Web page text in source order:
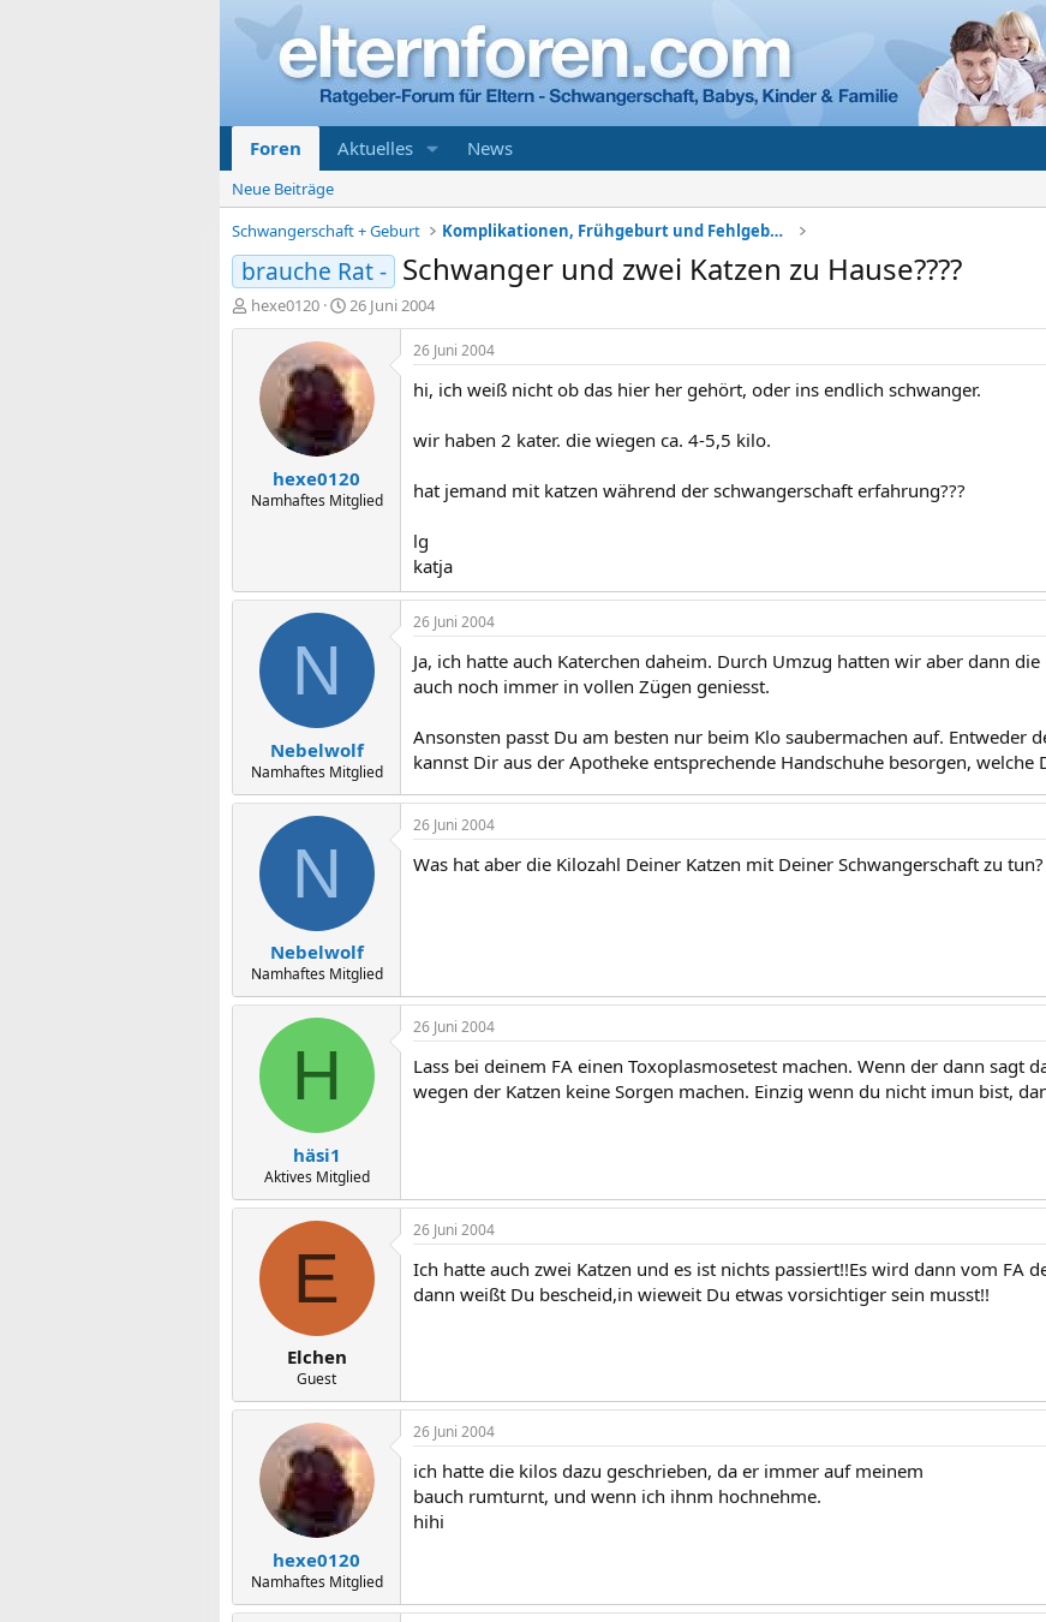
Foren Aktuelles News
Neue Beiträge
Schwangerschaft + Geburt
Komplikationen, Frühgeburt und Fehlgeburt
brauche Rat - Schwanger und zwei Katzen zu Hause????
E
r
hexe0120
E
r
s
t
e
l
l
a
m
26 Juni 2004
hexe0120
Namhaftes Mitglied
26 Juni 2004
hi, ich weiß nicht ob das hier her gehört, oder ins endlich schwanger.
wir haben 2 kater. die wiegen ca. 4-5,5 kilo.
hat jemand mit katzen während der schwangerschaft erfahrung???
lg
katja
N
Nebelwolf
Namhaftes Mitglied
26 Juni 2004
Ja, ich hatte auch Katerchen daheim. Durch Umzug hatten wir aber dann
auch noch immer in vollen Zügen geniesst.
Ansonsten passt Du am besten nur beim Klo saubermachen auf. Entweder
kannst Dir aus der Apotheke entsprechende Handschuhe besorgen, welche
N
Nebelwolf
Namhaftes Mitglied
26 Juni 2004
Was hat aber die Kilozahl Deiner Katzen mit Deiner Schwangerschaft zu
H
häsi1
Aktives Mitglied
26 Juni 2004
Lass bei deinem FA einen Toxoplasmosetest machen. Wenn der dann sagt
wegen der Katzen keine Sorgen machen. Einzig wenn du nicht imun bist,
E
Elchen
Guest
26 Juni 2004
Ich hatte auch zwei Katzen und es ist nichts passiert!!Es wird dann vom FA
dann weißt Du bescheid,in wieweit Du etwas vorsichtiger sein musst!!
hexe0120
Namhaftes Mitglied
26 Juni 2004
ich hatte die kilos dazu geschrieben, da er immer auf meinem
bauch rumturnt, und wenn ich ihnm hochnehme.
hihi